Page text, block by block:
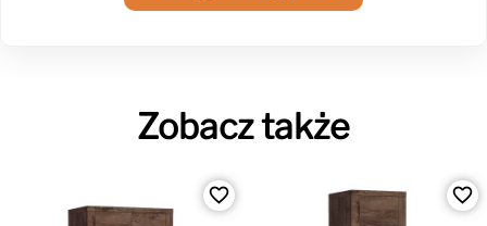
Zobacz także
favorite_border favorite_border